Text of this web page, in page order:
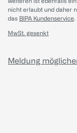
nicht erlaubt und daher
das BIPA Kundenservice.
MwSt. gesenkt
Meldung